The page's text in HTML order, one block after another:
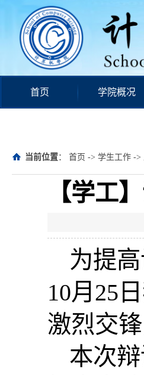
首页 学院概况
当前位置： 首页 -> 学生工作 ->
【学工
为提
10月25
激烈交
本次